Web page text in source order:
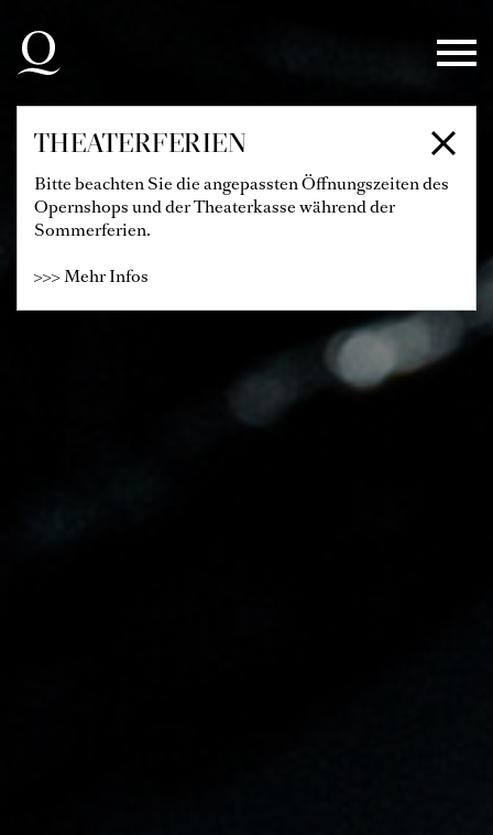
Zur Hauptnavigation springen
Zum Hauptinhalt springen
Zum Footer springen
THEATERFERIEN
Bitte beachten Sie die angepassten Öffnungszeiten des
Opernshops und der Theaterkasse während der
Sommerferien.
>>> Mehr Infos